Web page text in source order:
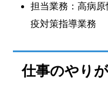
担当業務：高病
疫対策指導業務
仕事のやり